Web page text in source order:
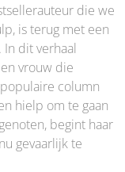
die we
is terug met een
dit verhaal
vrouw die
column
hielp om te gaan
begint haar
gevaarlijk te